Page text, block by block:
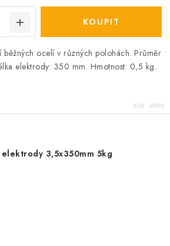
běžných ocelí v různých polohách. Průměr
elektrody: 350 mm. Hmotnost: 0,5 kg.
Kód: 16990
3,5x350mm 5kg